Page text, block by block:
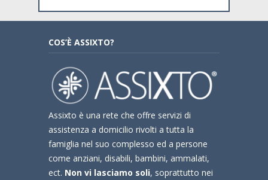
COS’È ASSIXTO?
Assixto è una rete che offre servizi di
assistenza a domicilio rivolti a tutta la
famiglia nel suo complesso ed a persone
come anziani, disabili, bambini, ammalati,
ect. Non vi lasciamo soli, soprattutto nei